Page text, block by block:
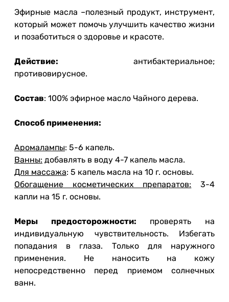
Эфирные масла –полезный продукт, инструмент,
который может помочь улучшить качество жизни
и позаботиться о здоровье и красоте.
Действие: антибактериальное;
противовирусное.
Состав: 100% эфирное масло Чайного дерева.
Способ применения:
Аромалампы: 5-6 капель.
Ванны: добавлять в воду 4-7 капель масла.
Для массажа: 5 капель масла на 10 г. основы.
Обогащение косметических препаратов: 3-4
капли на 15 г. основы.
Меры предосторожности: проверять на
индивидуальную чувствительность. Избегать
попадания в глаза. Только для наружного
применения. Не наносить на кожу
непосредственно перед приемом солнечных
ванн.